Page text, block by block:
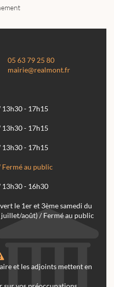
05 63 79 25 80
mairie@realmont.fr
13h30 - 17h15
13h30 - 17h15
13h30 - 17h15
au public
13h30 - 16h30
le 1er et 3ème samedi du
août) / Fermé au public
et les adjoints mettent en